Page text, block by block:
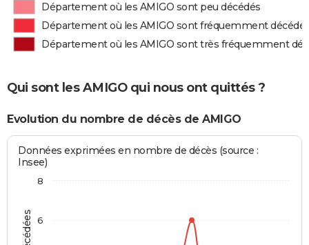
Département où les AMIGO sont peu décédés
Département où les AMIGO sont fréquemment
Département où les AMIGO sont très fréquemment
Qui sont les AMIGO qui nous ont quittés ?
Evolution du nombre de décès de AMIGO
Données exprimées en nombre de décès (source :
Insee)
6
8